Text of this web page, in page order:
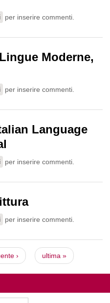
EuroAmerican Journal of
per inserire commenti.
Moderne,
Moderne, n. 7-9
per inserire commenti.
Language
Language and Culture Annual
per inserire commenti.
per inserire commenti.
› ultima »